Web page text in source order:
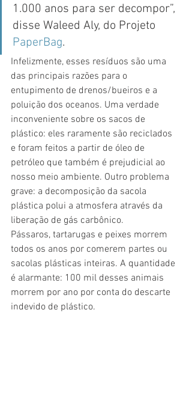
1.000 anos para ser decompor”,
disse Waleed Aly, do Projeto
PaperBag.
Infelizmente, esses resíduos são uma
das principais razões para o
entupimento de drenos/bueiros e a
poluição dos oceanos. Uma verdade
inconveniente sobre os sacos de
plástico: eles raramente são reciclados
e foram feitos a partir de óleo de
petróleo que também é prejudicial ao
nosso meio ambiente. Outro problema
grave: a decomposição da sacola
plástica polui a atmosfera através da
liberação de gás carbônico.
Pássaros, tartarugas e peixes morrem
todos os anos por comerem partes ou
sacolas plásticas inteiras. A quantidade
é alarmante: 100 mil desses animais
morrem por ano por conta do descarte
indevido de plástico.